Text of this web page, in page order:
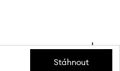
Stáhnout